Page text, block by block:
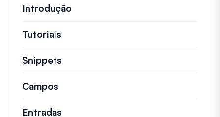
Introdução
Tutoriais
Snippets
Campos
Entradas